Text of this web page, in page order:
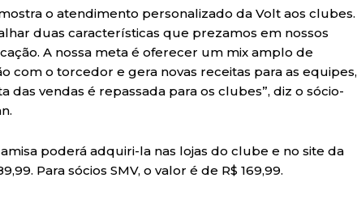
o atendimento personalizado da Volt aos clubes.
duas características que prezamos em nossos
A nossa meta é oferecer um mix amplo de
com o torcedor e gera novas receitas para as equipes,
vendas é repassada para os clubes”, diz o sócio-
poderá adquiri-la nas lojas do clube e no site da
Para sócios SMV, o valor é de R$ 169,99.